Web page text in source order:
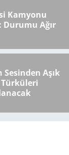
Kamyonu
Durumu Ağır
Aşık